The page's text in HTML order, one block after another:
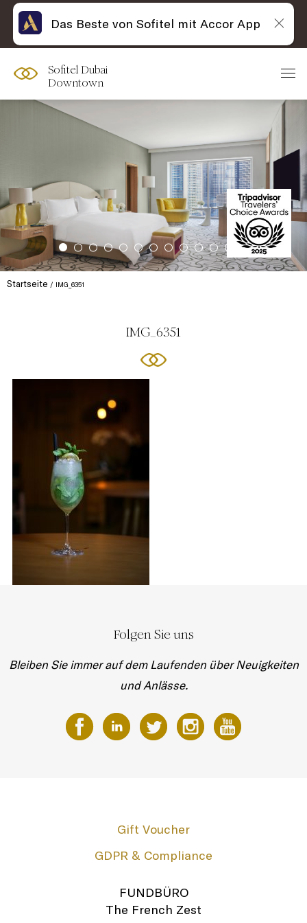
Sofitel Dubai
Downtown
Startseite IMG_6351
IMG_6351
Folgen Sie uns
Bleiben Sie immer auf dem Laufenden über Neuigkeiten
und Anlässe.
Gift Voucher
GDPR & Compliance
FUNDBÜRO
The French Zest
Das Beste von Sofitel mit Accor App